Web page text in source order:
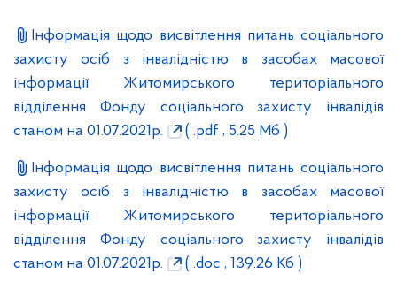
Інформація щодо висвітлення питань соціального
захисту осіб з інвалідністю в засобах масової
інформації Житомирського територіального
відділення Фонду соціального захисту інвалідів
станом на 01.07.2021р.
( .pdf , 5.25 Мб )
Інформація щодо висвітлення питань соціального
захисту осіб з інвалідністю в засобах масової
інформації Житомирського територіального
відділення Фонду соціального захисту інвалідів
станом на 01.07.2021р.
( .doc , 139.26 Кб )